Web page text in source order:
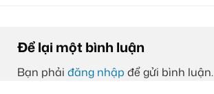
Để lại một bình luận
Bạn phải đăng nhập để gửi bình luận.